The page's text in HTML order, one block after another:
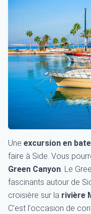
Une excursion en
faire à Side. Vous
Green Canyon. Le
fascinants autour de
croisière sur la rivière
C'est l'occasion de